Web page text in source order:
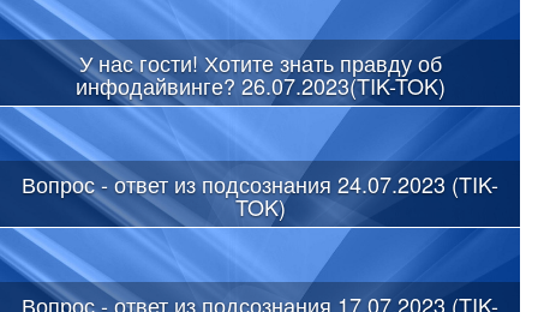
У нас гости! Хотите знать правду об
инфодайвинге? 26.07.2023(TIK-TOK)
Вопрос - ответ из подсознания 24.07.2023 (TIK-
TOK)
Вопрос - ответ из подсознания 17.07.2023 (TIK-